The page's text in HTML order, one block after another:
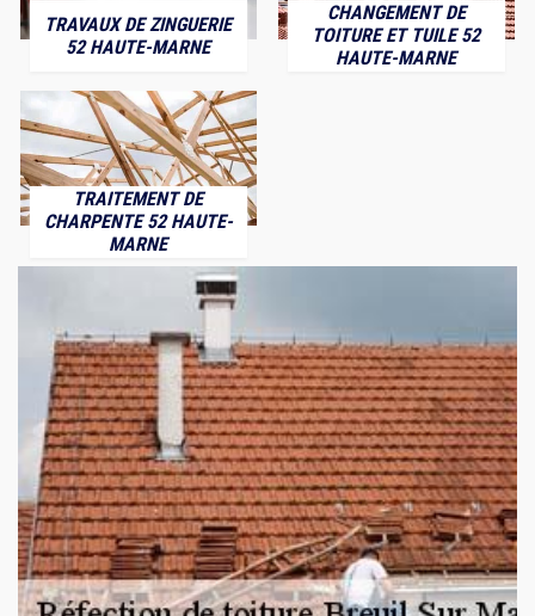
TRAVAUX DE ZINGUERIE
52 HAUTE-MARNE
CHANGEMENT DE
TOITURE ET TUILE 52
HAUTE-MARNE
TRAITEMENT DE
CHARPENTE 52 HAUTE-
MARNE